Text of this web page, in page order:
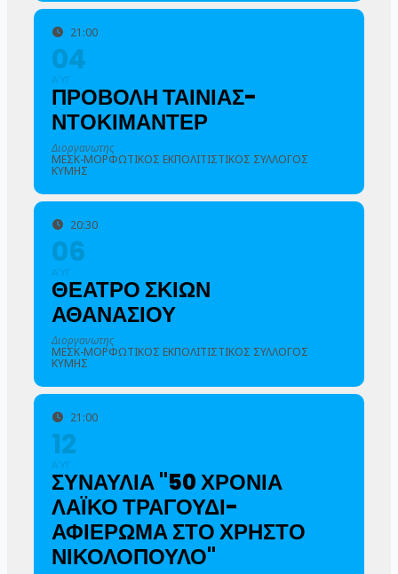
21:00
04
ΑΎΓ
ΠΡΟΒΟΛΗ ΤΑΙΝΙΑΣ-
ΝΤΟΚΙΜΑΝΤΕΡ
Διοργανωτης
ΜΕΣΚ-ΜΟΡΦΩΤΙΚΟΣ ΕΚΠΟΛΙΤΙΣΤΙΚΟΣ ΣΥΛΛΟΓΟΣ
ΚΥΜΗΣ
20:30
06
ΑΎΓ
ΘΕΑΤΡΟ ΣΚΙΩΝ
ΑΘΑΝΑΣΙΟΥ
Διοργανωτης
ΜΕΣΚ-ΜΟΡΦΩΤΙΚΟΣ ΕΚΠΟΛΙΤΙΣΤΙΚΟΣ ΣΥΛΛΟΓΟΣ
ΚΥΜΗΣ
21:00
12
ΑΎΓ
ΣΥΝΑΥΛΙΑ "50 ΧΡΟΝΙΑ
ΛΑΪΚΟ ΤΡΑΓΟΥΔΙ-
ΑΦΙΕΡΩΜΑ ΣΤΟ ΧΡΗΣΤΟ
ΝΙΚΟΛΟΠΟΥΛΟ"